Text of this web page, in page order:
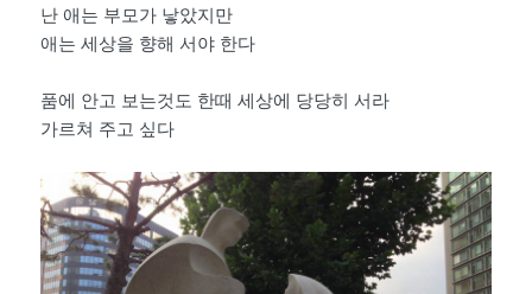
난 애는 부모가 낳았지만
애는 세상을 향해 서야 한다
품에 안고 보는것도 한때 세상에 당당히 서라
가르쳐 주고 싶다